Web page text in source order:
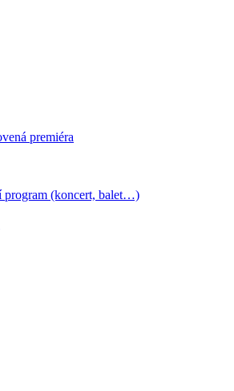
premiéra
program (koncert, balet…)